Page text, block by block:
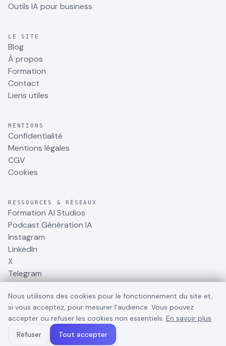
Outils IA pour business
LE SITE
Blog
À propos
Formation
Contact
Liens utiles
MENTIONS
Confidentialité
Mentions légales
CGV
Cookies
RESSOURCES & RÉSEAUX
Formation AI Studios
Podcast Génération IA
Instagram
LinkedIn
X
Telegram
©2026BusinessDynamite
Nous utilisons des cookies pour le fonctionnement du site et,
si vous acceptez, pour mesurer l'audience. Vous pouvez
accepter ou refuser les cookies non essentiels. En savoir plus
Refuser
Tout accepter